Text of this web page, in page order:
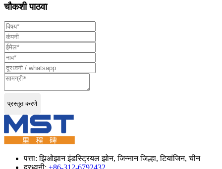
चौकशी पाठवा
प्रस्तुत करणे
पत्ता: झिओझान इंडस्ट्रियल झोन, जिन्नान जिल्हा, टियांजिन, चीन